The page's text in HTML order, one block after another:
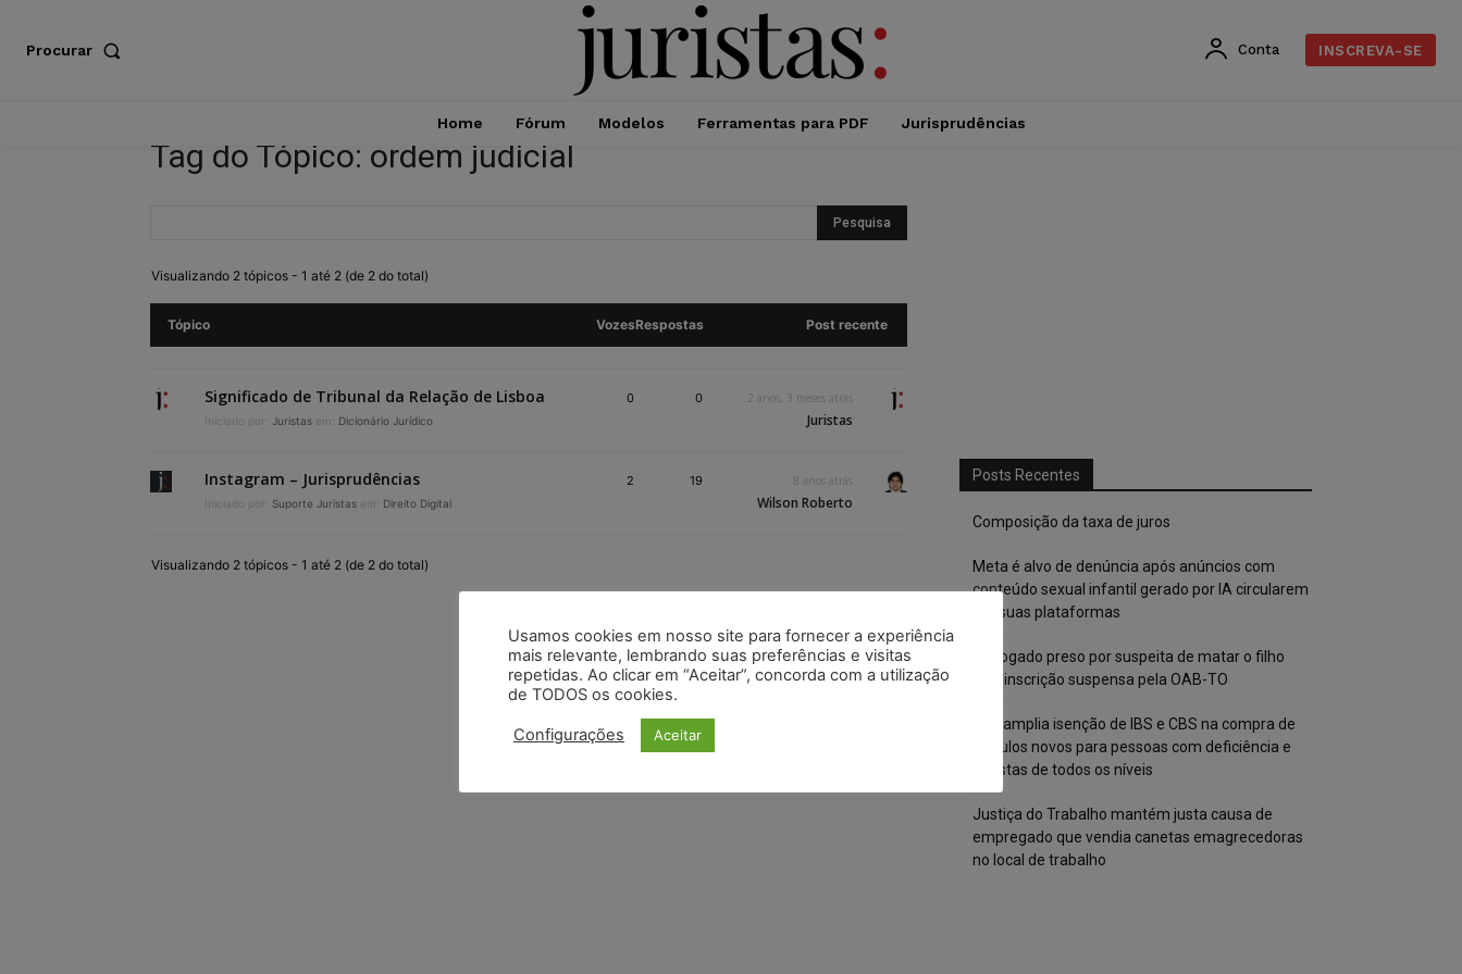
Procurar Conta INSCREVA-SE
Home Fórum Modelos Ferramentas para PDF Jurisprudências
Tag do Tópico: ordem judicial
Visualizando 2 tópicos - 1 até 2 (de 2 do total)
Tópico VozesRespostas Post recente
Significado de Tribunal da Relação de Lisboa
Iniciado por: Juristas em: Dicionário Jurídico
0 0 2 anos, 3 meses atrás
Juristas
Instagram – Jurisprudências
Iniciado por: Suporte Juristas em: Direito Digital
2 19 8 anos atrás
Wilson Roberto
Visualizando 2 tópicos - 1 até 2 (de 2 do total)
Posts Recentes
Composição da taxa de juros
Meta é alvo de denúncia após anúncios com
conteúdo sexual infantil gerado por IA circularem
em suas plataformas
Advogado preso por suspeita de matar o filho
tem inscrição suspensa pela OAB-TO
STF amplia isenção de IBS e CBS na compra de
veículos novos para pessoas com deficiência e
autistas de todos os níveis
Justiça do Trabalho mantém justa causa de
empregado que vendia canetas emagrecedoras
no local de trabalho
Usamos cookies em nosso site para fornecer a experiência
mais relevante, lembrando suas preferências e visitas
repetidas. Ao clicar em “Aceitar”, concorda com a utilização
de TODOS os cookies.
Configurações Aceitar